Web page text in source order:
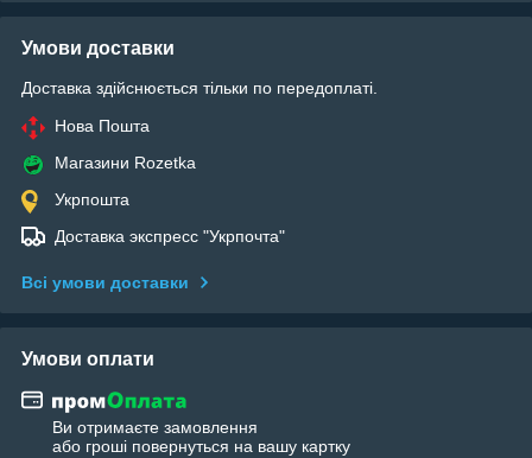
Умови доставки
Доставка здійснюється тільки по передоплаті.
Нова Пошта
Магазини Rozetka
Укрпошта
Доставка экспресс "Укрпочта"
Всі умови доставки
Умови оплати
Ви отримаєте замовлення
або гроші повернуться на вашу картку